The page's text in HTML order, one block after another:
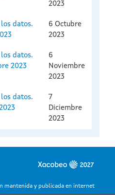
2023
los datos.
6 Octubre
2023
los datos.
2023
6
Noviembre
2023
los datos.
7
Diciembre
2023
mantenida y publicada en internet